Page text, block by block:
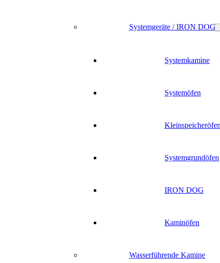
Systemgeräte / IRON DOG
Systemkamine
Systemöfen
Systemgrundöfen
IRON DOG
Kaminöfen
Wasserführende Kamine